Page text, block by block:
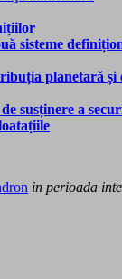
sisteme
planetară
susținere a
in perioada